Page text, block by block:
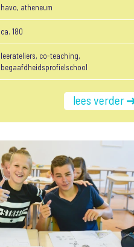
havo, atheneum
ca. 180
leerateliers, co-teaching,
begaafdheidsprofielschool
lees verder